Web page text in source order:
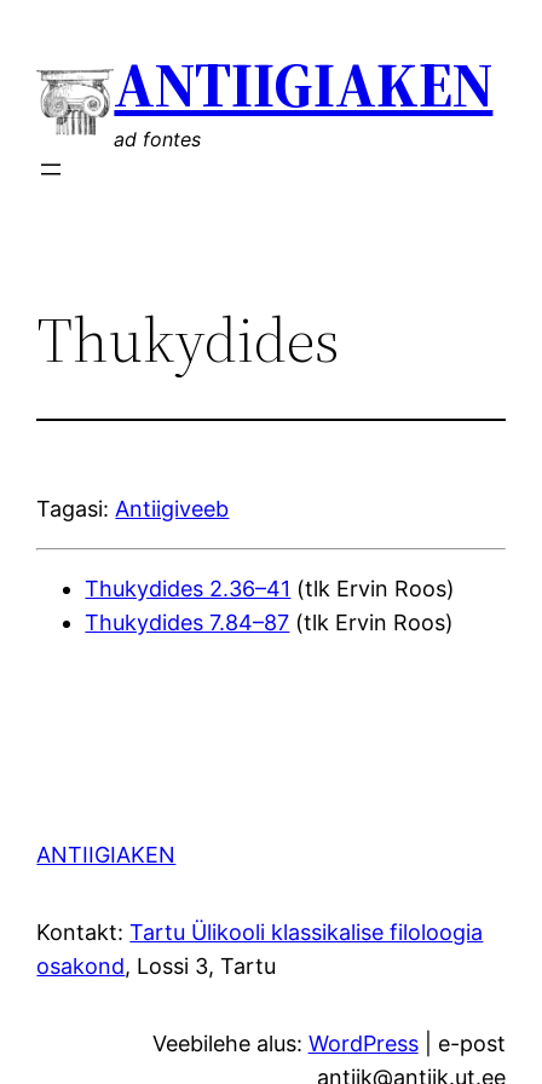
sisu
juurde
ANTIIGIAKEN
ad fontes
Thukydides
Tagasi: Antiigiveeb
Thukydides 2.36–41 (tlk Ervin Roos)
Thukydides 7.84–87 (tlk Ervin Roos)
ANTIIGIAKEN
Kontakt:Tartu Ülikooli klassikalise filoloogia
osakond, Lossi 3, Tartu
Veebilehe alus: WordPress| e-post
antiik@antiik.ut.ee